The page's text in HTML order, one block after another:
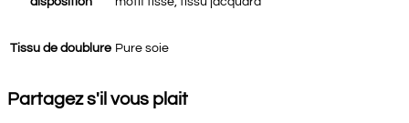
Tissu de doublure Pure soie
Partagez s'il vous plait